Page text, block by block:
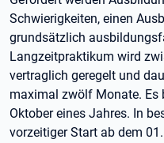
Schwierigkeiten, einen
grundsätzlich
Langzeitpraktikum wird
vertraglich geregelt und
maximal zwölf Monate. Es
Oktober eines Jahres. In
vorzeitiger Start ab dem